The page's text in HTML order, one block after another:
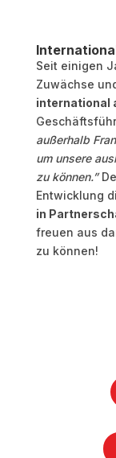
Seit einigen
Zuwächse
international
außerhalb
um unsere
zu können.”
Entwicklung
in
freuen aus
zu können!